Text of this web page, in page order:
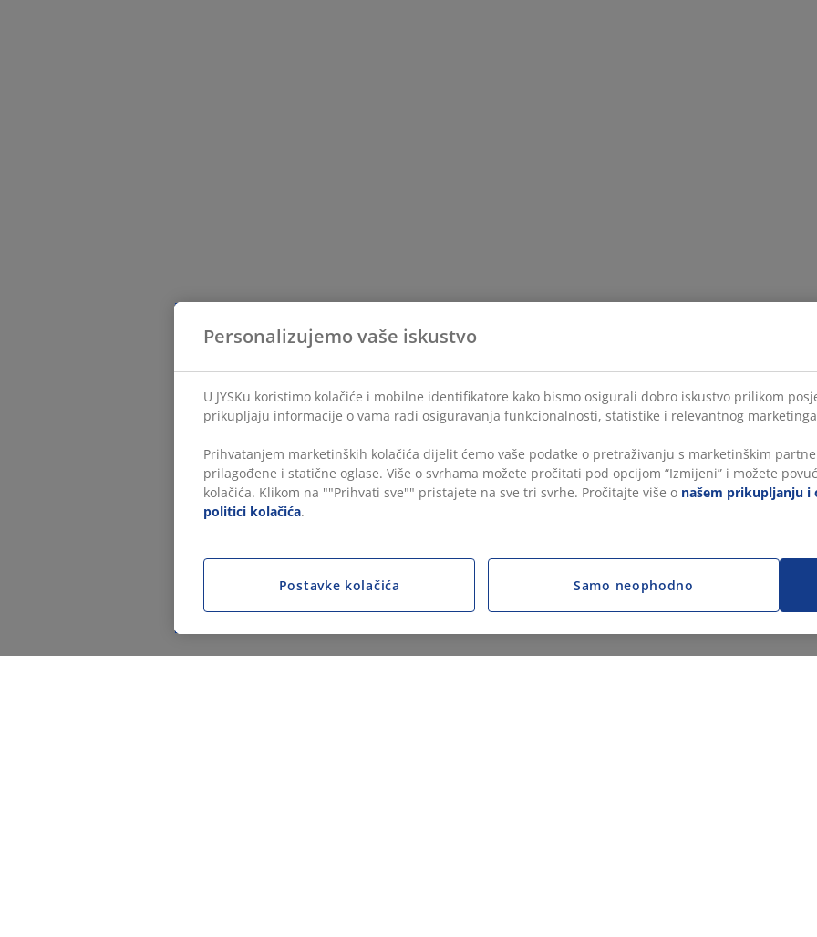
Personalizujemo vaše iskustvo
U JYSKu koristimo kolačiće i mobilne identifikatore kako bismo osigurali dobro iskustvo prilikom
prikupljaju informacije o vama radi osiguravanja funkcionalnosti, statistike i relevantnog
Prihvatanjem marketinških kolačića dijelit ćemo vaše podatke o pretraživanju s marketinškim
prilagođene i statične oglase. Više o svrhama možete pročitati pod opcijom “Izmijeni” i možete
kolačića. Klikom na ""Prihvati sve"" pristajete na sve tri svrhe. Pročitajte više o našem prikupljanju i
politici kolačića.
Postavke kolačića Samo neophodno